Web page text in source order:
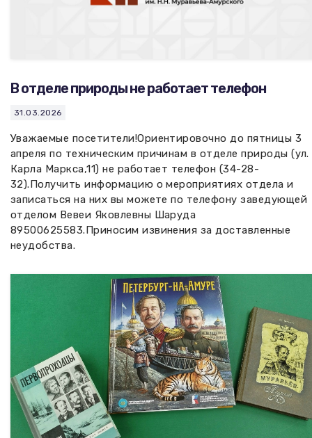
В отделе природы не работает телефон
31.03.2026
Уважаемые посетители!Ориентировочно до пятницы 3
апреля по техническим причинам в отделе природы (ул.
Карла Маркса,11) не работает телефон (34-28-
32).Получить информацию о мероприятиях отдела и
записаться на них вы можете по телефону заведующей
отделом Вевеи Яковлевны Шаруда
89500625583.Приносим извинения за доставленные
неудобства.